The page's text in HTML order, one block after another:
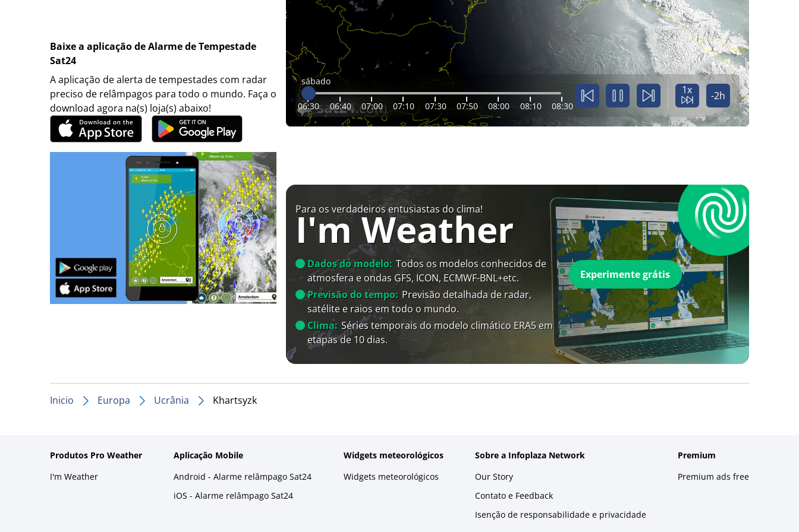
Baixe a aplicação de Alarme de Tempestade
Sat24
A aplicação de alerta de tempestades com radar
preciso de relâmpagos para todo o mundo. Faça o
download agora na(s) loja(s) abaixo!
sábado
06:30 06:40 07:00 07:10 07:30 07:50 08:00 08:10 08:30
1x -2h
Para os verdadeiros entusiastas do clima!
I'm Weather
Dados do modelo: Todos os modelos conhecidos de
atmosfera e ondas GFS, ICON, ECMWF-BNL+etc.
Previsão do tempo: Previsão detalhada de radar,
satélite e raios em todo o mundo.
Clima: Séries temporais do modelo climático ERA5 em
etapas de 10 dias.
Experimente grátis
Inicio Europa Ucrânia Khartsyzk
Produtos Pro Weather
I'm Weather
Aplicação Mobile
Android - Alarme relâmpago Sat24
iOS - Alarme relâmpago Sat24
Widgets meteorológicos
Widgets meteorológicos
Sobre a Infoplaza Network
Our Story
Contato e Feedback
Isenção de responsabilidade e privacidade
Premium
Premium ads free